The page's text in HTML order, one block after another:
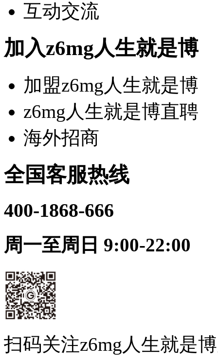
互动交流
加入z6mg人生就是博
加盟z6mg人生就是博
z6mg人生就是博直聘
海外招商
全国客服热线
400-1868-666
周一至周日 9:00-22:00
扫码关注z6mg人生就是